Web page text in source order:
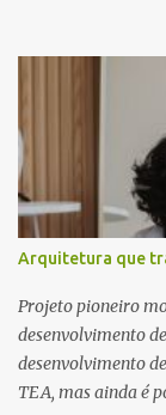
como um sinal de
comportamento e
hipnoterapeuta
base em
longo de milhões
ciclos como o dia e
temperatura cai,
como se estivesse
recursos”, explica.
Arquitetura que
Projeto pioneiro
desenvolvimento
desenvolvimento
TEA, mas ainda é